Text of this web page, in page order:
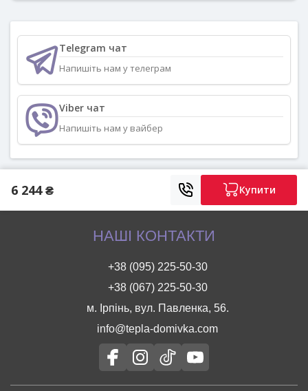
Telegram чат
Напишіть нам у телеграм
Viber чат
Напишіть нам у вайбер
6 244 ₴ Купити
НАШІ КОНТАКТИ
+38 (095) 225-50-30
+38 (067) 225-50-30
м. Ірпінь, вул. Павленка, 56.
info@tepla-domivka.com